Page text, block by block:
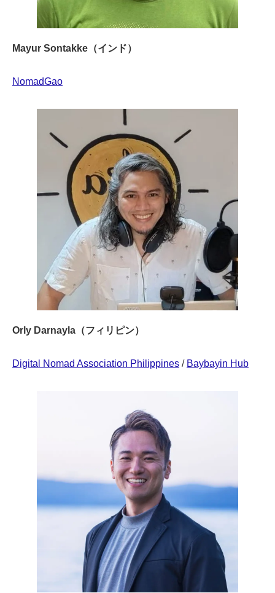
Mayur Sontakke（インド）
NomadGao
Orly Darnayla（フィリピン）
Digital Nomad Association Philippines / Baybayin Hub